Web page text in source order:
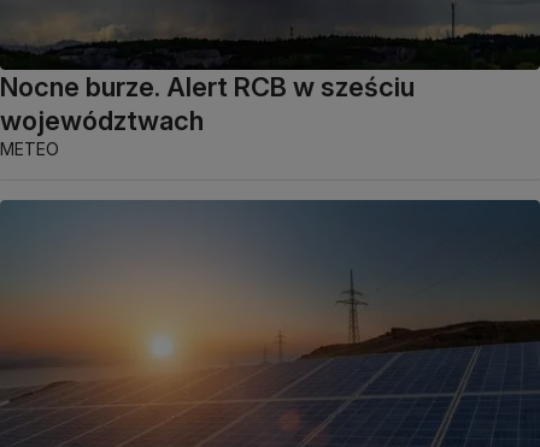
Nocne burze. Alert RCB w sześciu
województwach
METEO